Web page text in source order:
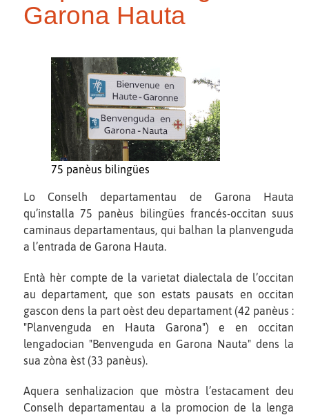
Garona Hauta
75 panèus bilingües
Lo Conselh departamentau de Garona Hauta
qu’installa 75 panèus bilingües francés-occitan suus
caminaus departamentaus, qui balhan la planvenguda
a l’entrada de Garona Hauta.
Entà hèr compte de la varietat dialectala de l’occitan
au departament, que son estats pausats en occitan
gascon dens la part oèst deu departament (42 panèus :
"Planvenguda en Hauta Garona") e en occitan
lengadocian "Benvenguda en Garona Nauta" dens la
sua zòna èst (33 panèus).
Aquera senhalizacion que mòstra l’estacament deu
Conselh departamentau a la promocion de la lenga